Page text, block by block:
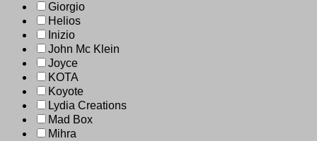
Giorgio
Helios
Inizio
John Mc Klein
Joyce
KOTA
Koyote
Lydia Creations
Mad Box
Mihra